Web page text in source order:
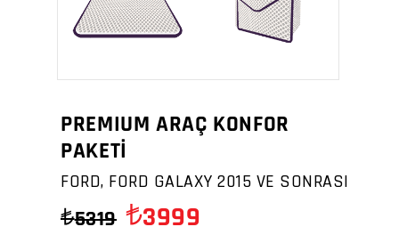
PREMIUM ARAÇ KONFOR
PAKETİ
FORD, FORD GALAXY 2015 VE SONRASI
5319 3999